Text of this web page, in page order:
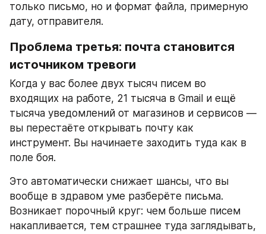
только письмо, но и формат файла, примерную
дату, отправителя.
Проблема третья: почта становится
источником тревоги
Когда у вас более двух тысяч писем во
входящих на работе, 21 тысяча в Gmail и ещё
тысяча уведомлений от магазинов и сервисов —
вы перестаёте открывать почту как
инструмент. Вы начинаете заходить туда как в
поле боя.
Это автоматически снижает шансы, что вы
вообще в здравом уме разберёте письма.
Возникает порочный круг: чем больше писем
накапливается, тем страшнее туда заглядывать,